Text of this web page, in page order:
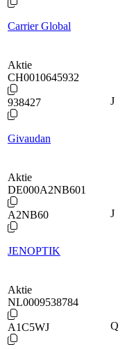
Carrier Global
Aktie
CH0010645932
938427
Givaudan
J
Aktie
DE000A2NB601
A2NB60
JENOPTIK
J
Aktie
NL0009538784
A1C5WJ Q